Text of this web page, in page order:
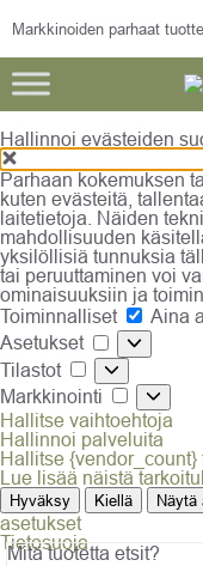
Hallinnoi evästeiden
Parhaan kokemuksen
kuten evästeitä,
laitetietoja. Näiden
mahdollisuuden
yksilöllisiä tunnuksia
tai peruuttaminen voi
ominaisuuksiin ja
Toiminnalliset
Aina
Asetukset
Asetukset
Tilastot
Tilastot
Markkinointi
Hallitse vaihtoehtoja
Hallinnoi palveluita
Hallitse {vendor_count}
Lue lisää näistä
Hyväksy Kiellä Näytä
asetukset
Tietosuoja
Markkinoiden parhaat
Mitä tuotetta etsit?